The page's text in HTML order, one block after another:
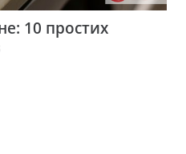
10 простих